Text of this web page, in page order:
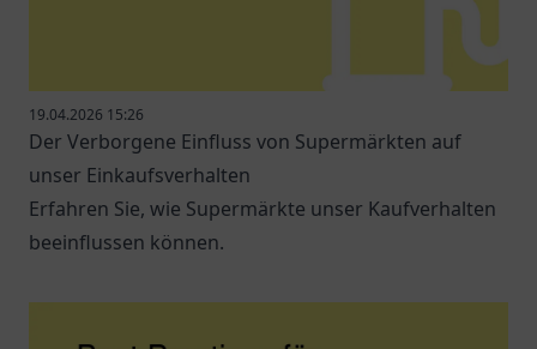
19.04.2026 15:26
Der Verborgene Einfluss von Supermärkten auf
unser Einkaufsverhalten
Erfahren Sie, wie Supermärkte unser Kaufverhalten
beeinflussen können.